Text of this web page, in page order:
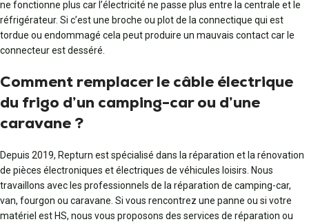
ne fonctionne plus car l’électricité ne passe plus entre la centrale et le
réfrigérateur. Si c’est une broche ou plot de la connectique qui est
tordue ou endommagé cela peut produire un mauvais contact car le
connecteur est desséré.
Comment remplacer le câble électrique
du frigo d’un camping-car ou d’une
caravane ?
Depuis 2019, Repturn est spécialisé dans la réparation et la rénovation
de pièces électroniques et électriques de véhicules loisirs. Nous
travaillons avec les professionnels de la réparation de camping-car,
van, fourgon ou caravane. Si vous rencontrez une panne ou si votre
matériel est HS, nous vous proposons des services de réparation ou